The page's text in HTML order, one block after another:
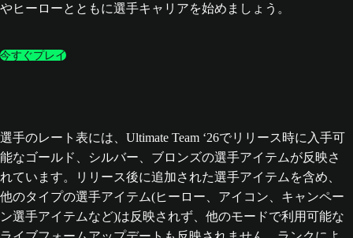
やヒーローとともに選手キャリアを始めましょう。
今すぐプレイ
選手のレート表には、Ultimate Team ‘26でリリース時に入手可
能なゴールド、シルバー、ブロンズの選手アイテムが反映さ
れています。リリース後に追加された選手アイテムを含め、
他のタイプの選手アイテム(ヒーロー、アイコン、キャンペー
ン選手アイテムなど)は反映されず、他のモードで利用可能な